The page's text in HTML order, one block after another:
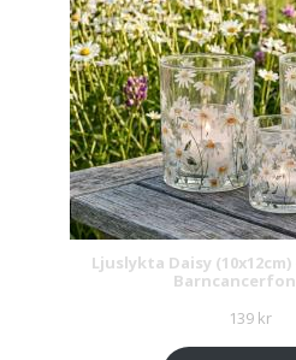
Ljuslykta Daisy
139 kr